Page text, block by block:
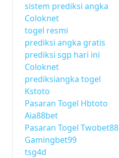
sistem prediksi angka
Coloknet
togel resmi
prediksi angka gratis
prediksi sgp hari ini
Coloknet
prediksiangka togel
Kstoto
Pasaran Togel Hbtoto
Aia88bet
Pasaran Togel Twobet88
Gamingbet99
tsg4d